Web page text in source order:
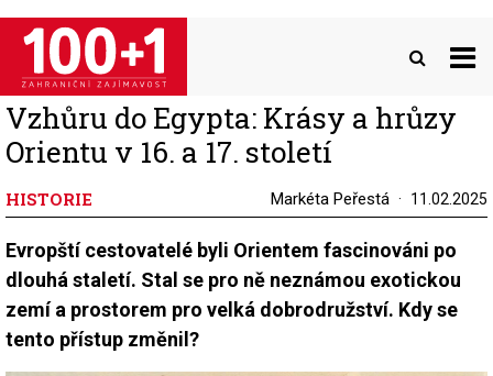
Přejít
hlavnímu
obsahu
Vzhůru do Egypta: Krásy a hrůzy
Orientu v 16. a 17. století
HISTORIE Markéta Peřestá 11.02.2025
Evropští cestovatelé byli Orientem fascinováni po
dlouhá staletí. Stal se pro ně neznámou exotickou
zemí a prostorem pro velká dobrodružství. Kdy se
tento přístup změnil?